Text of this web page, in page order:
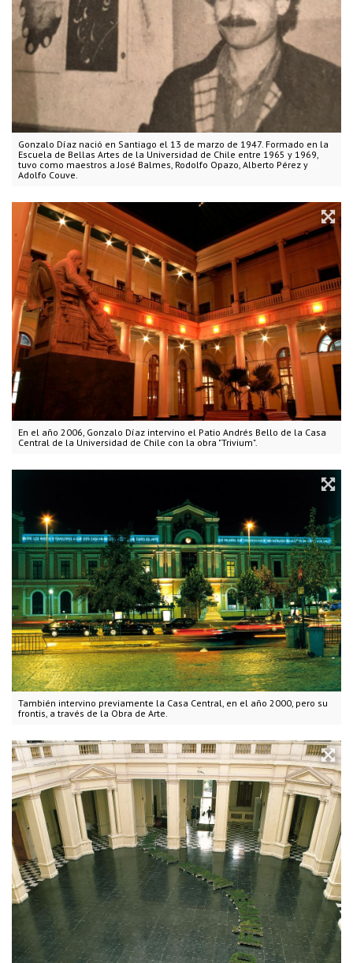
Gonzalo Díaz nació en Santiago el 13 de marzo de 1947. Formado en la
Escuela de Bellas Artes de la Universidad de Chile entre 1965 y 1969,
tuvo como maestros a José Balmes, Rodolfo Opazo, Alberto Pérez y
Adolfo Couve.
En el año 2006, Gonzalo Díaz intervino el Patio Andrés Bello de la Casa
Central de la Universidad de Chile con la obra "Trivium".
También intervino previamente la Casa Central, en el año 2000, pero su
frontis, a través de la Obra de Arte.